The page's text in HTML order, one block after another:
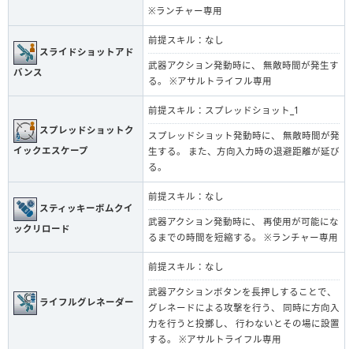
※ランチャー専用
スライドショットアド
バンス
前提スキル：なし
武器アクション発動時に、 無敵時間が発生す
る。 ※アサルトライフル専用
スプレッドショットク
イックエスケープ
前提スキル：スプレッドショット_1
スプレッドショット発動時に、 無敵時間が発
生する。 また、方向入力時の退避距離が延び
る。
スティッキーボムクイ
ックリロード
前提スキル：なし
武器アクション発動時に、 再使用が可能にな
るまでの時間を短縮する。 ※ランチャー専用
ライフルグレネーダー
前提スキル：なし
武器アクションボタンを長押しすることで、
グレネードによる攻撃を行う、 同時に方向入
力を行うと投擲し、 行わないとその場に設置
する。 ※アサルトライフル専用